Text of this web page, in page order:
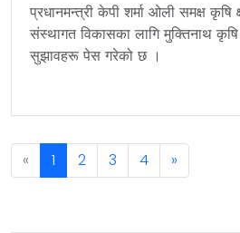
प्रधानमन्त्री केपी शर्मा ओली समक्ष कृषि
संस्थागत विकासका लागि मुक्तिनाथ
सुझावहरू पेस गरेको छ ।
« Previous
1 2 3 4 »